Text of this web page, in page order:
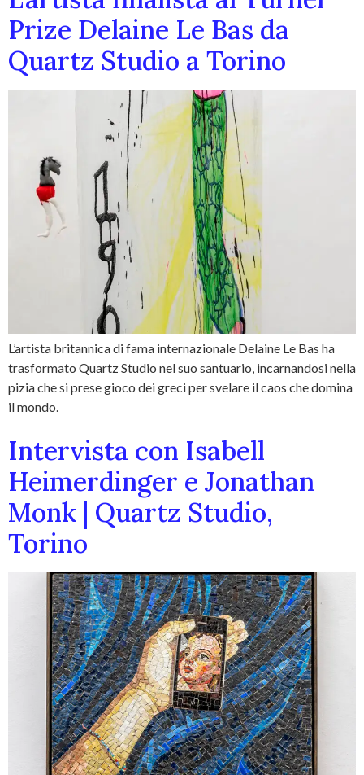
Prize Delaine Le Bas da
Quartz Studio a Torino
L’artista britannica di fama internazionale Delaine Le Bas ha
trasformato Quartz Studio nel suo santuario, incarnandosi nella
pizia che si prese gioco dei greci per svelare il caos che domina
il mondo.
Intervista con Isabell
Heimerdinger e Jonathan
Monk | Quartz Studio,
Torino